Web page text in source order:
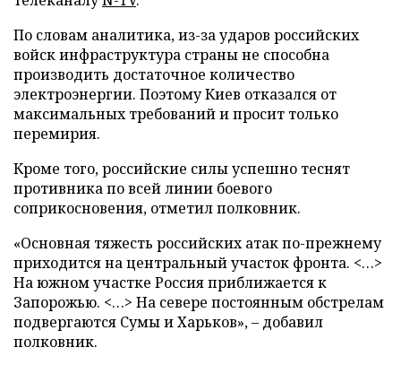
По словам аналитика, из-за ударов российских
войск инфраструктура страны не способна
производить достаточное количество
электроэнергии. Поэтому Киев отказался от
максимальных требований и просит только
перемирия.
Кроме того, российские силы успешно теснят
противника по всей линии боевого
соприкосновения, отметил полковник.
«Основная тяжесть российских атак по-прежнему
приходится на центральный участок фронта. <…>
На южном участке Россия приближается к
Запорожью. <…> На севере постоянным обстрелам
подвергаются Сумы и Харьков», – добавил
полковник.